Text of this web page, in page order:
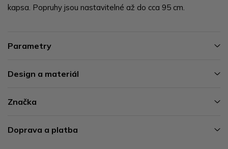
kapsa. Popruhy jsou nastavitelné až do cca 95 cm.
Parametry
Design a materiál
Značka
Doprava a platba